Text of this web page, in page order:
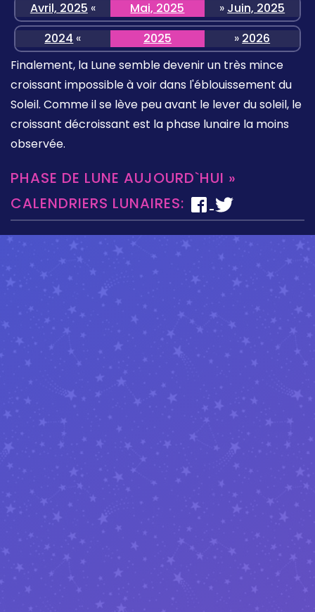
Avril, 2025 « Mai, 2025 » Juin, 2025
2024 « 2025 » 2026
Finalement, la Lune semble devenir un très mince
croissant impossible à voir dans l'éblouissement du
Soleil. Comme il se lève peu avant le lever du soleil, le
croissant décroissant est la phase lunaire la moins
observée.
PHASE DE LUNE AUJOURD`HUI »
CALENDRIERS LUNAIRES: